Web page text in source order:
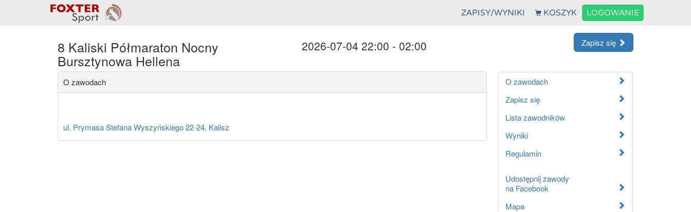
ZAPISY/WYNIKI KOSZYK LOGOWANIE
8 Kaliski Półmaraton Nocny
Bursztynowa Hellena
Zapisz się
2026-07-04 22:00 - 02:00
O zawodach
Zapisz się
Lista zawodników
Wyniki
Regulamin
Udostępnij zawody
na Facebook
Mapa
O zawodach
ul. Prymasa Stefana Wyszyńskiego 22-24, Kalisz